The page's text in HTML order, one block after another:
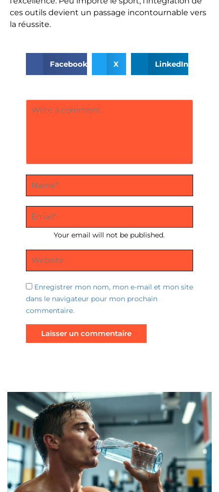
ces outils devient un passage incontournable vers
la réussite.
Facebook X LinkedIn
Your email will not be published.
Enregistrer mon nom, mon e-mail et mon site
dans le navigateur pour mon prochain
commentaire.